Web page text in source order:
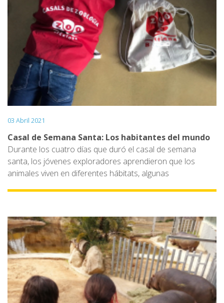
03 Abril 2021
Casal de Semana Santa: Los habitantes del mundo
Durante los cuatro días que duró el casal de semana
santa, los jóvenes exploradores aprendieron que los
animales viven en diferentes hábitats, algunas
animal tenía un buen nivel de vida y con eso conseguíamos
cuidar su bienestar.